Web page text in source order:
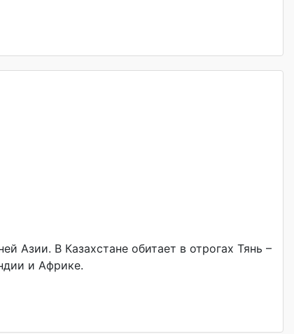
Азии. В Казахстане обитает в отрогах Тянь –
и Африке.